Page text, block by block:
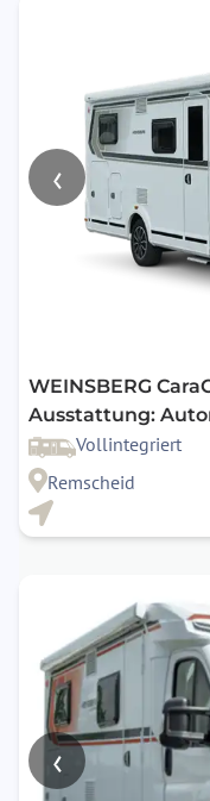
‹
WEINSBERG
Ausstattung:
Navigation,
Vollintegriert
Remscheid
‹